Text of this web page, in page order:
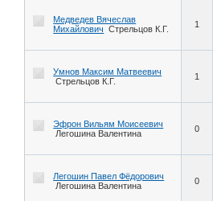
Медведев Вячеслав
Михайлович
Стрельцов К.Г. 1
Умнов Максим Матвеевич
Стрельцов К.Г.
1
Эфрон Вильям Моисеевич
Легошина Валентина
0
Легошин Павел Фёдорович
Легошина Валентина
0